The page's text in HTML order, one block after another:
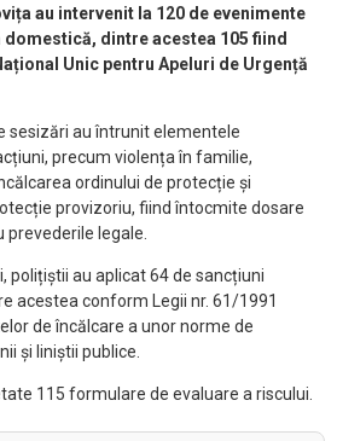
au intervenit la 120 de evenimente
dintre acestea 105 fiind
Unic pentru Apeluri de Urgență
sesizări au întrunit elementele
precum violența în familie,
ordinului de protecție și
provizoriu, fiind întocmite dosare
legale.
polițiștii au aplicat 64 de sancțiuni
acestea conform Legii nr. 61/1991
de încălcare a unor norme de
și liniștii publice.
115 formulare de evaluare a riscului.